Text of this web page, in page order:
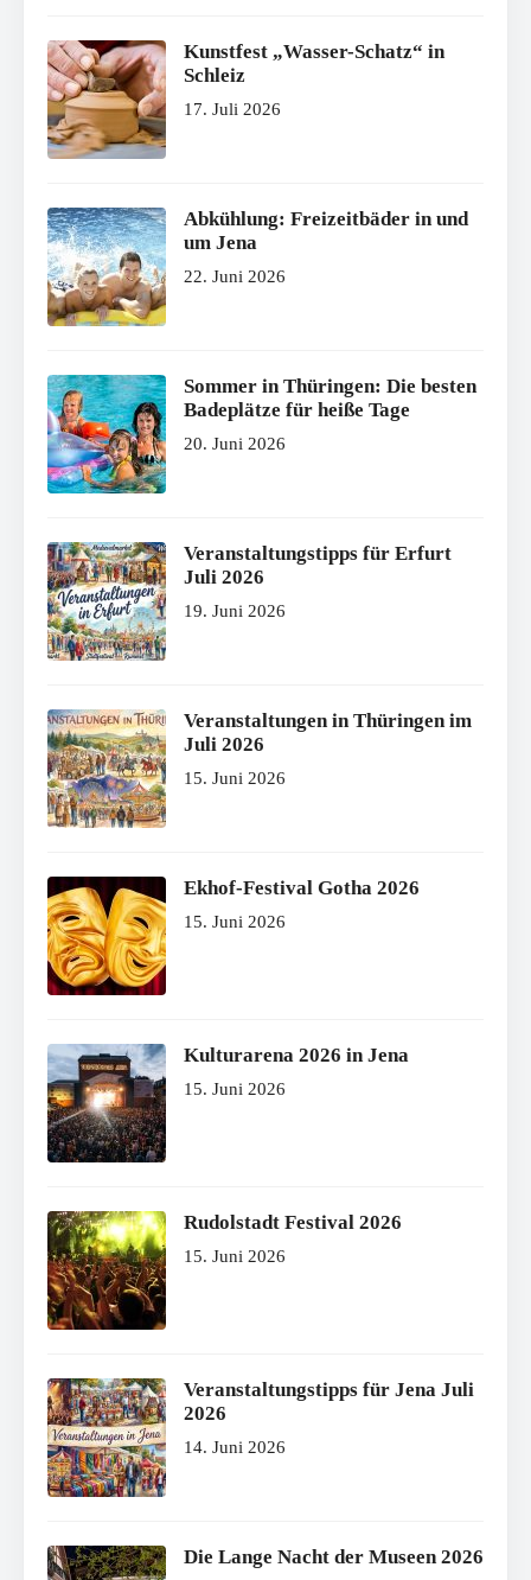
Kunstfest „Wasser-Schatz“ in
Schleiz
17. Juli 2026
Abkühlung: Freizeitbäder in und
um Jena
22. Juni 2026
Sommer in Thüringen: Die besten
Badeplätze für heiße Tage
20. Juni 2026
Veranstaltungstipps für Erfurt
Juli 2026
19. Juni 2026
Veranstaltungen in Thüringen im
Juli 2026
15. Juni 2026
Ekhof-Festival Gotha 2026
15. Juni 2026
Kulturarena 2026 in Jena
15. Juni 2026
Rudolstadt Festival 2026
15. Juni 2026
Veranstaltungstipps für Jena Juli
2026
14. Juni 2026
Die Lange Nacht der Museen 2026